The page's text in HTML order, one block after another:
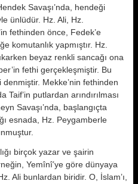
Savaşı’nda, hendeği
ünlüdür. Hz. Ali, Hz.
fethinden önce, Fedek’e
komutanlık yapmıştır. Hz.
beyaz renkli sancağı ona
fethi gerçekleşmiştir. Bu
Mekke’nin fethinden
putlardan arındırılması
Savaşı’nda, başlangıçta
esnada, Hz. Peygamberle
birçok yazar ve şairin
Yemînî’ye göre dünyaya
Ali bunlardan biridir. O, İslam’ı,